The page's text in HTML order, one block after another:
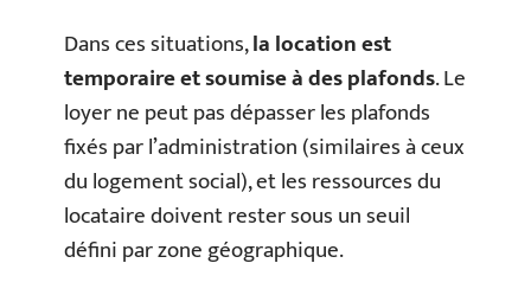
Dans ces situations,la location est
temporaire et soumise à des plafonds. Le
loyer ne peut pas dépasser les plafonds
fixés par l’administration (similaires à ceux
du logement social), et les ressources du
locataire doivent rester sous un seuil
défini par zone géographique.